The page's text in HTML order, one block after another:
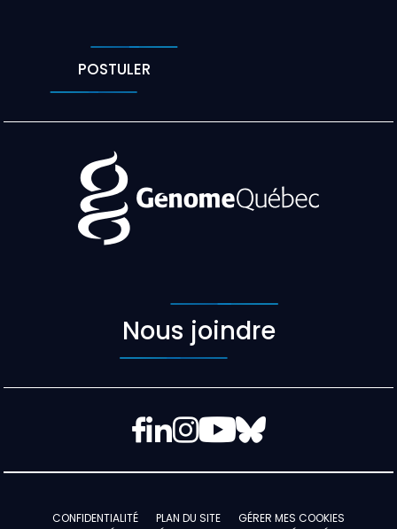
POSTULER
Facebook
LinkedIn
Instagram
YouTube
Bluesky
Nous joindre
CONFIDENTIALITÉ PLAN DU SITE GÉRER MES COOKIES